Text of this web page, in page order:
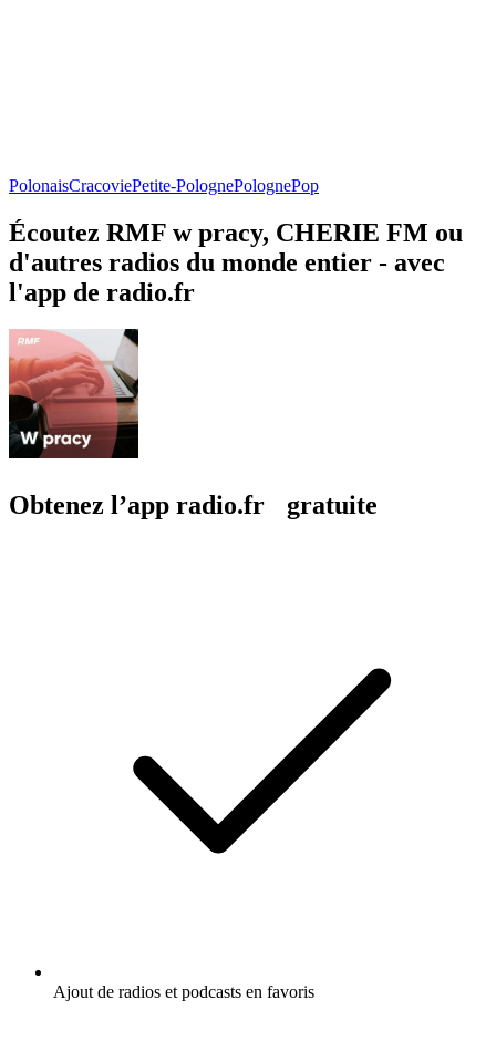
PolonaisCracoviePetite-PolognePolognePop
Écoutez RMF w pracy, CHERIE FM ou
d'autres radios du monde entier - avec
l'app de radio.fr
Obtenez l’app radio.fr gratuite
Ajout de radios et podcasts en favoris